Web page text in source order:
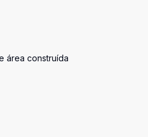
área construída